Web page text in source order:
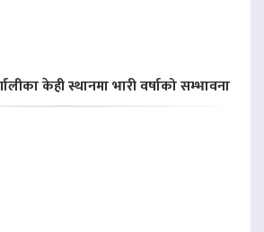
केही स्थानमा भारी वर्षाको सम्भावना